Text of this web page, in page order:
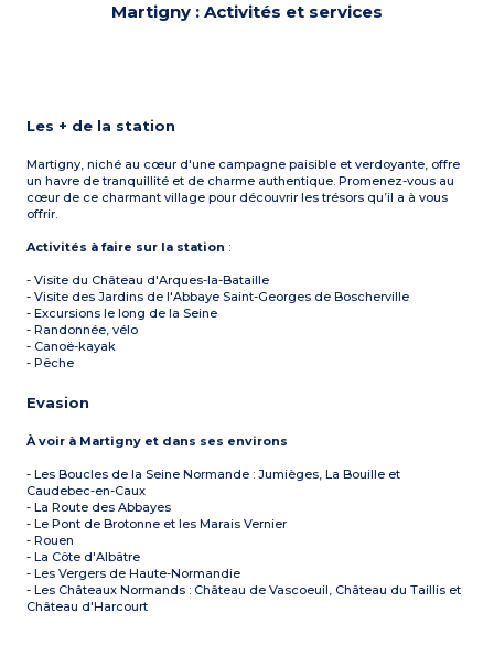
Martigny : Activités et services
Les + de la station
Martigny, niché au cœur d'une campagne paisible et verdoyante, offre
un havre de tranquillité et de charme authentique. Promenez-vous au
cœur de ce charmant village pour découvrir les trésors qu’il a à vous
offrir.
Activités à faire sur la station :
- Visite du Château d'Arques-la-Bataille
- Visite des Jardins de l'Abbaye Saint-Georges de Boscherville
- Excursions le long de la Seine
- Randonnée, vélo
- Canoë-kayak
- Pêche
Evasion
À voir à Martigny et dans ses environs
- Les Boucles de la Seine Normande : Jumièges, La Bouille et
Caudebec-en-Caux
- La Route des Abbayes
- Le Pont de Brotonne et les Marais Vernier
- Rouen
- La Côte d'Albâtre
- Les Vergers de Haute-Normandie
- Les Châteaux Normands : Château de Vascoeuil, Château du Taillis et
Château d'Harcourt